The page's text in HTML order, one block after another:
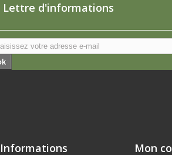
Lettre d'informations
Informations Mon